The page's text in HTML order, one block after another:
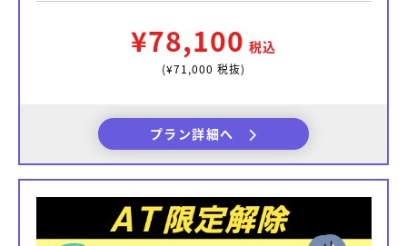
¥78,100 税込
(¥71,000 税抜)
プラン詳細へ